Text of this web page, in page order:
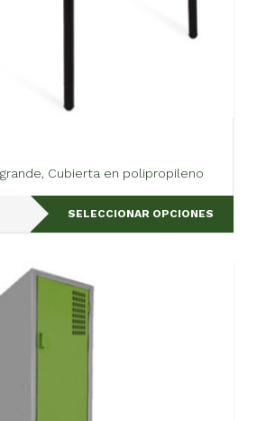
Cubierta en polipropileno
SELECCIONAR OPCIONES
Este
producto
variantes.
opciones
se
pueden